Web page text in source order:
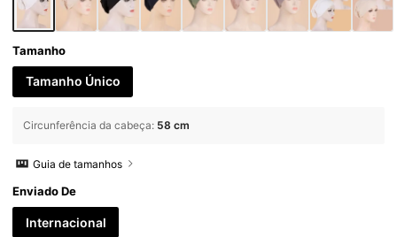
Tamanho
Tamanho Único
Circunferência da cabeça: 58 cm
Guia de tamanhos
Enviado De
Internacional